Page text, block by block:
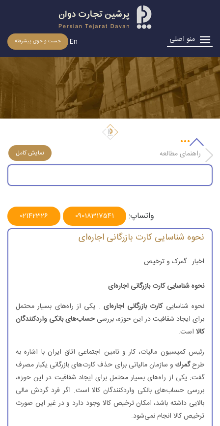
منو اصلی جست و جوی پیشرفته En
نحوه شناسایی كارت بازرگانی اجاره‌ای
راهنمای مطالعه
واتساپ: 09018317541
02142326
نحوه شناسایی كارت بازرگانی اجاره‌ای
اخبار گمرک و ترخیص
نحوه شناسایی كارت بازرگانی اجاره‌ای
نحوه شناساییكارت بازرگانی اجاره‌ای . یكی از راه‌های بسیار محتمل
برای ایجاد شفافیت در این حوزه، بررسی حساب‌های بانكی واردكنندگان
كالا است.
رئیس كمیسیون مالیات، كار و تامین اجتماعی اتاق ایران با اشاره به
طرحگمرك و سازمان مالیاتی برای حذف كارت‌های بازرگانی یكبار مصرف
گفت: یكی از راه‌های بسیار محتمل برای ایجاد شفافیت در این حوزه،
بررسی حساب‌های بانكی واردكنندگان كالا است. اگر فرد گردش مالی
بالایی داشته باشد، امكان ترخیص كالا وجود دارد و در غیر این صورت
ترخیص كالا انجام نمی‌شود.